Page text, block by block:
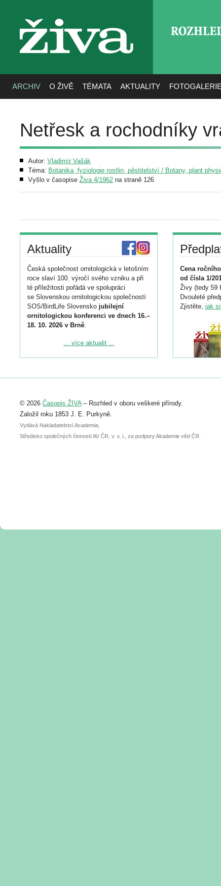
živa
ARCHIV O ŽIVĚ TÉMATA AKTUALITY
Netřesk a rochodníky
Autor: Vladimír Vašák
Téma: Botanika, fyziologie rostlin, pěstitelství / Botany, plant
Vyšlo v časopise Živa 4/1962 na straně 126
Aktuality
Česká společnost ornitologická v letošním
roce slaví 100. výročí svého vzniku a při
té příležitosti pořádá ve spolupráci
se Slovenskou ornitologickou společností
SOS/BirdLife Slovensko jubilejní
ornitologickou konferenci ve dnech 16.–
18. 10. 2026 v Brně.
Podrobnější informace ke konferenci
Registrovat se můžete do 6. září.
abstraktu přihlášené přednášky nebo
posteru je už 30. června.
... více aktualit ...
Cena
od čísla 1/
Živy (tedy 59
Dvouleté
Zjistěte, jak
© 2026 Časopis ŽIVA– Rozhled v oboru veškeré přírody.
Založil roku 1853 J. E. Purkyně.
Vydává Nakladatelství Academia,
Středisko společných činností AV ČR, v. v. i., za podpory Akademie věd ČR.